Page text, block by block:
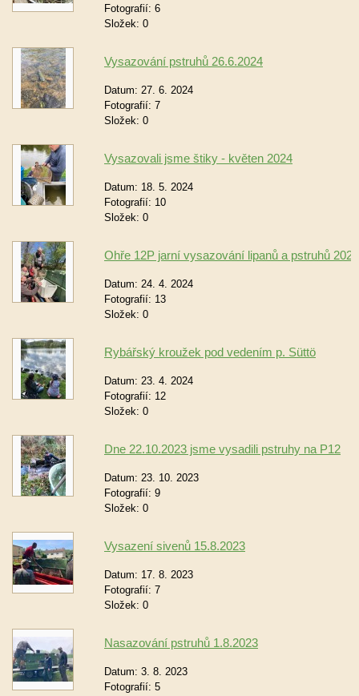
Fotografií: 6
Složek: 0
Vysazování pstruhů 26.6.2024
Datum: 27. 6. 2024
Fotografií: 7
Složek: 0
Vysazovali jsme štiky - květen 2024
Datum: 18. 5. 2024
Fotografií: 10
Složek: 0
Ohře 12P jarní vysazování lipanů a pstruhů 2024
Datum: 24. 4. 2024
Fotografií: 13
Složek: 0
Rybářský kroužek pod vedením p. Süttö
Datum: 23. 4. 2024
Fotografií: 12
Složek: 0
Dne 22.10.2023 jsme vysadili pstruhy na P12
Datum: 23. 10. 2023
Fotografií: 9
Složek: 0
Vysazení sivenů 15.8.2023
Datum: 17. 8. 2023
Fotografií: 7
Složek: 0
Nasazování pstruhů 1.8.2023
Datum: 3. 8. 2023
Fotografií: 5